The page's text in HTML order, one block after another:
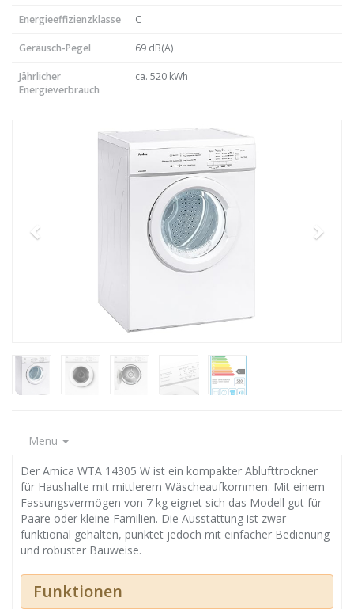
Energieeffizienzklasse C
Geräusch-Pegel 69 dB(A)
Jährlicher
Energieverbrauch
ca. 520 kWh
Menu
Der Amica WTA 14305 W ist ein kompakter Ablufttrockner
für Haushalte mit mittlerem Wäscheaufkommen. Mit einem
Fassungsvermögen von 7 kg eignet sich das Modell gut für
Paare oder kleine Familien. Die Ausstattung ist zwar
funktional gehalten, punktet jedoch mit einfacher Bedienung
und robuster Bauweise.
Funktionen